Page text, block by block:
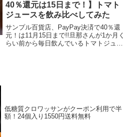
40％還元は15日まで！】トマト
ジュースを飲み比べしてみた
サンプル百貨店、PayPay決済で40％還
元！は11月15日まで!!旦那さんが1か月く
らい前から毎日飲んでいるトマトジュー
低糖質クロワッサンがクーポン利用で半
額！24個入り1550円送料無料